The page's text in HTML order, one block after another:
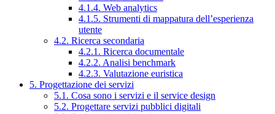
4.1.4. Web analytics
4.1.5. Strumenti di mappatura dell’esperienza
utente
4.2. Ricerca secondaria
4.2.1. Ricerca documentale
4.2.2. Analisi benchmark
4.2.3. Valutazione euristica
5. Progettazione dei servizi
5.1. Cosa sono i servizi e il service design
5.2. Progettare servizi pubblici digitali